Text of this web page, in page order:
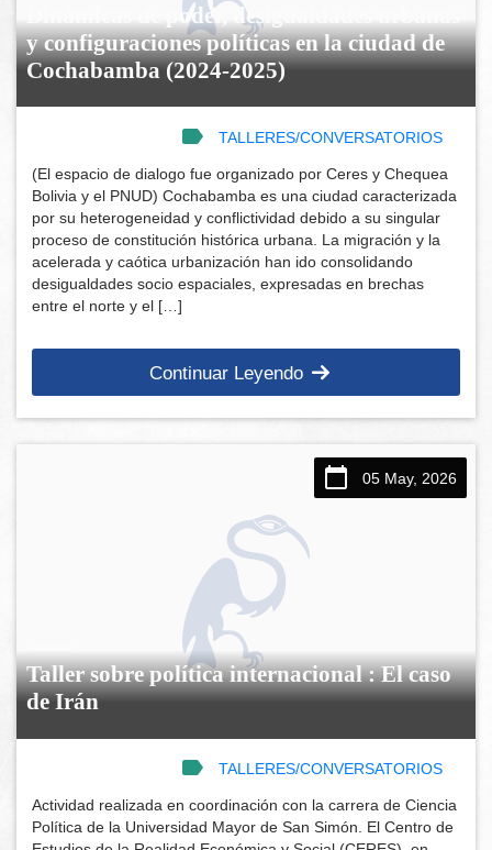
Dinámicas de poder, desigualdades urbanas
y configuraciones políticas en la ciudad de
Cochabamba (2024-2025)
TALLERES/CONVERSATORIOS
(El espacio de dialogo fue organizado por Ceres y Chequea
Bolivia y el PNUD) Cochabamba es una ciudad caracterizada
por su heterogeneidad y conflictividad debido a su singular
proceso de constitución histórica urbana. La migración y la
acelerada y caótica urbanización han ido consolidando
desigualdades socio espaciales, expresadas en brechas
entre el norte y el […]
Continuar Leyendo
05 May, 2026
Taller sobre política internacional : El caso
de Irán
TALLERES/CONVERSATORIOS
Actividad realizada en coordinación con la carrera de Ciencia
Política de la Universidad Mayor de San Simón. El Centro de